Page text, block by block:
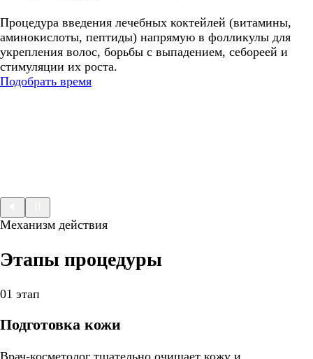
Процедура введения лечебных коктейлей (витамины,
аминокислоты, пептиды) напрямую в фолликулы для
укрепления волос, борьбы с выпадением, себореей и
стимуляции их роста.
Подобрать время
Механизм действия
Этапы процедуры
01 этап
Подготовка кожи
Врач-косметолог тщательно очищает кожу и